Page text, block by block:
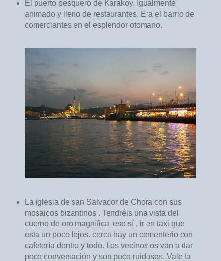
El puerto pesquero de Karakoy. Igualmente
animado y lleno de restaurantes. Era el barrio de
comerciantes en el esplendor otomano.
La iglesia de san Salvador de Chora con sus
mosaicos bizantinos . Tendréis una vista del
cuerno de oro magnífica. eso sí , ir en taxi que
esta un poco lejos. cerca hay un cementerio con
cafetería dentro y todo. Los vecinos os van a dar
poco conversación y son poco ruidosos. Vale la